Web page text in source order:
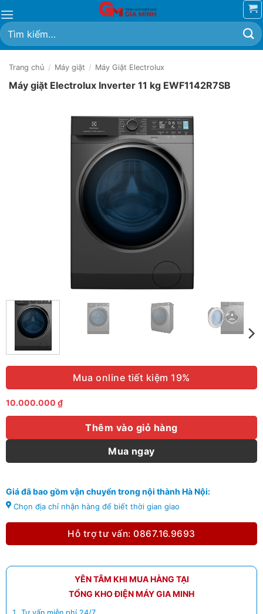
qua
nội
dung
Tìm
kiếm:
Trang chủ / Máy giặt / Máy Giặt Electrolux
Máy giặt Electrolux Inverter 11 kg EWF1142R7SB
Mua online tiết kiệm 19%
10.000.000 ₫
Thêm vào giỏ hàng
Mua ngay
Giá đã bao gồm vận chuyển trong nội thành Hà Nội:
Chọn địa chỉ nhận hàng để biết thời gian giao
Hỗ trợ tư vấn: 0867.16.9693
YÊN TÂM KHI MUA HÀNG TẠI
TỔNG KHO ĐIỆN MÁY GIA MINH